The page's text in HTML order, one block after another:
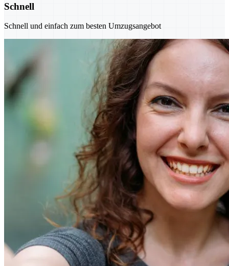
Schnell
Schnell und einfach zum besten Umzugsangebot